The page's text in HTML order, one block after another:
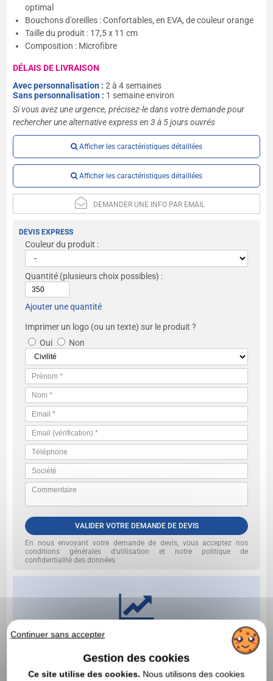
optimal
Bouchons d'oreilles : Confortables, en EVA, de couleur orange
Taille du produit : 17,5 x 11 cm
Composition : Microfibre
DÉLAIS DE LIVRAISON
Avec personnalisation :2 à 4 semaines
Sans personnalisation : 1 semaine environ
Si vous avez une urgence, précisez-le dans votre demande pour
rechercher une alternative express en 3 à 5 jours ouvrés
Afficher les caractéristiques détaillées
Afficher les caractéristiques détaillées
DEMANDER UNE INFO PAR EMAIL
DEVIS EXPRESS
Couleur du produit :
Quantité (plusieurs choix possibles) :
Ajouter une quantité
Imprimer un logo (ou un texte) sur le produit ?
Oui
Non
VALIDER VOTRE DEMANDE DE DEVIS
En nous envoyant votre demande de devis, vous acceptez nos
conditions générales d’utilisation et notre politique de
confidentialité des données
Continuer sans accepter
Gestion des cookies
Ce site utilise des cookies. Nous utilisons des cookies